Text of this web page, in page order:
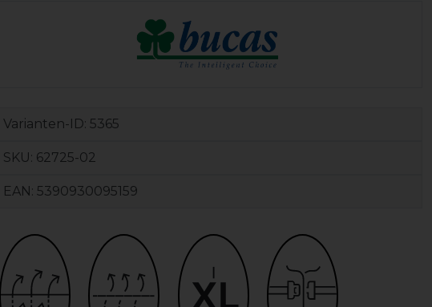
Varianten-ID: 5365
SKU: 62725-02
EAN: 5390930095159